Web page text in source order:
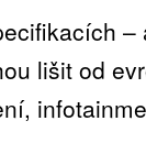
–
lišit od